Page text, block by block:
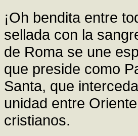
¡Oh bendita entre
sellada con la
de Roma se une
que preside como
Santa, que
unidad entre
cristianos.